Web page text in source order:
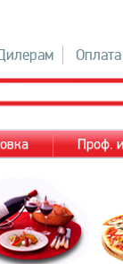
Оплата
Проф.